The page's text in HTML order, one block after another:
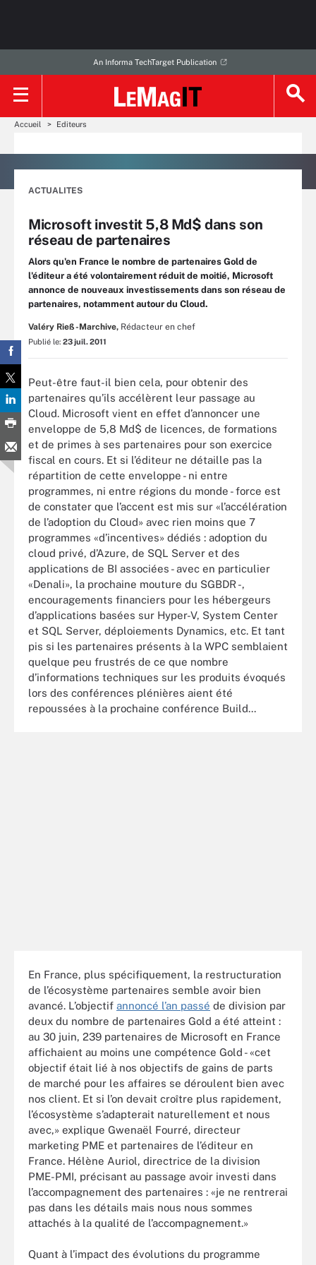
An Informa TechTarget Publication
Accueil Editeurs
ACTUALITES
Microsoft investit 5,8 Md$ dans son
réseau de partenaires
Alors qu'en France le nombre de partenaires Gold de
l'éditeur a été volontairement réduit de moitié, Microsoft
annonce de nouveaux investissements dans son réseau de
partenaires, notamment autour du Cloud.
Valéry Rieß-Marchive, Rédacteur en chef
Publié le: 23 juil. 2011
Peut-être faut-il bien cela, pour obtenir des
partenaires qu’ils accélèrent leur passage au
Cloud. Microsoft vient en effet d’annoncer une
enveloppe de 5,8 Md$ de licences, de formations
et de primes à ses partenaires pour son exercice
fiscal en cours. Et si l’éditeur ne détaille pas la
répartition de cette enveloppe - ni entre
programmes, ni entre régions du monde - force est
de constater que l’accent est mis sur «l’accélération
de l’adoption du Cloud» avec rien moins que 7
programmes «d’incentives» dédiés : adoption du
cloud privé, d’Azure, de SQL Server et des
applications de BI associées - avec en particulier
«Denali», la prochaine mouture du SGBDR -,
encouragements financiers pour les hébergeurs
d’applications basées sur Hyper-V, System Center
et SQL Server, déploiements Dynamics, etc. Et tant
pis si les partenaires présents à la WPC semblaient
quelque peu frustrés de ce que nombre
d’informations techniques sur les produits évoqués
lors des conférences plénières aient été
repoussées à la prochaine conférence Build...
En France, plus spécifiquement, la restructuration
de l’écosystème partenaires semble avoir bien
avancé. L’objectif annoncé l’an passé de division par
deux du nombre de partenaires Gold a été atteint :
au 30 juin, 239 partenaires de Microsoft en France
affichaient au moins une compétence Gold - «cet
objectif était lié à nos objectifs de gains de parts
de marché pour les affaires se déroulent bien avec
nos client. Et si l’on devait croître plus rapidement,
l’écosystème s’adapterait naturellement et nous
avec,» explique Gwenaël Fourré, directeur
marketing PME et partenaires de l’éditeur en
France. Hélène Auriol, directrice de la division
PME-PMI, précisant au passage avoir investi dans
l’accompagnement des partenaires : «je ne rentrerai
pas dans les détails mais nous nous sommes
attachés à la qualité de l’accompagnement.»
Quant à l’impact des évolutions du programme